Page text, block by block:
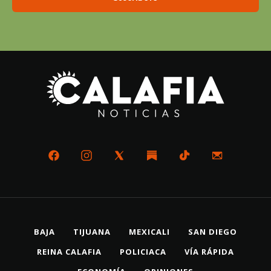
BAJA TIJUANA MEXICALI
SAN DIEGO
REINA CALAFIA
POLICIACA
VÍA RÁPIDA